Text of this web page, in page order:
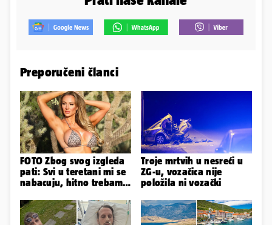
Preporučeni članci
FOTO Zbog svog izgleda
pati: Svi u teretani mi se
nabacuju, hitno trebam
Troje mrtvih u nesreći u
ZG-u, vozačica nije
položila ni vozački